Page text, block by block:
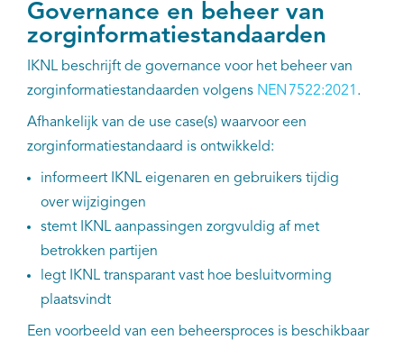
Governance en beheer van
zorginformatiestandaarden
IKNL beschrijft de governance voor het beheer van
zorginformatiestandaarden volgens NEN 7522:2021 .
Afhankelijk van de use case(s) waarvoor een
zorginformatiestandaard is ontwikkeld:
informeert IKNL eigenaren en gebruikers tijdig
over wijzigingen
stemt IKNL aanpassingen zorgvuldig af met
betrokken partijen
legt IKNL transparant vast hoe besluitvorming
plaatsvindt
Een voorbeeld van een beheersproces is beschikbaar